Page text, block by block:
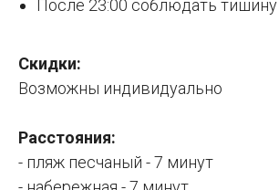
После 23:00 соблюдать тишину
Скидки:
Возможны индивидуально
Расстояния:
- пляж песчаный - 7 минут